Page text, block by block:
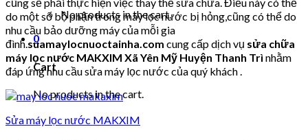
No products in the cart.
0
Cart
No products in the cart.
do một số bộ phận trong máy lọc nước bị hỏng,cũng có thể do
nhu cầu bảo dưỡng máy của mỗi gia
đình.suamaylocnuoctainha.com cung cấp dịch vụ sửa chữa
máy lọc nước MAKXIM Xã Yên Mỹ Huyện Thanh Trì nhằm
đáp ứng nhu cầu sửa máy lọc nước của quý khách .
Sửa máy lọc nước MAKXIM